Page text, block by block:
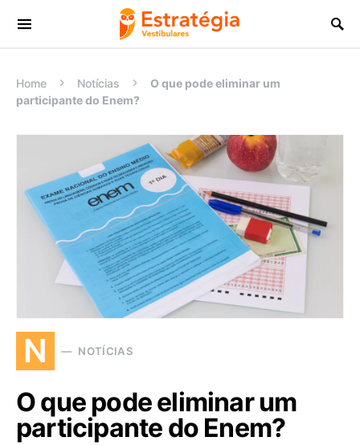
Procurar:
Home Notícias
O que pode eliminar um
participante do Enem?
N NOTÍCIAS
O que pode eliminar um
participante do Enem?